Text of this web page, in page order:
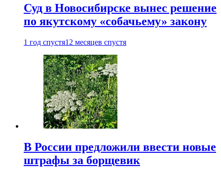
Суд в Новосибирске вынес решение
по якутскому «собачьему» закону
1 год спустя12 месяцев спустя
В России предложили ввести новые
штрафы за борщевик